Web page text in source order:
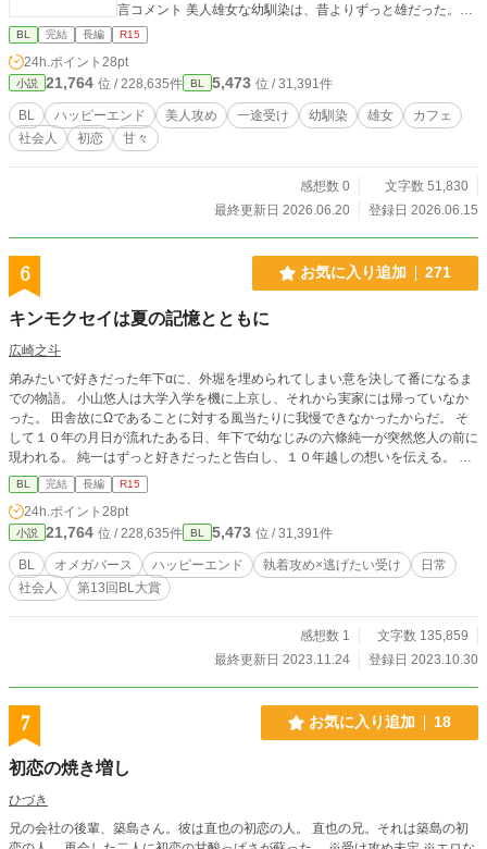
言コメント 美人雄女な幼馴染は、昔よりずっと雄だった。美
人攻めｘ一途受け、幼馴染BL ■タグ BL / 幼馴染 / 初恋 / 雄女 /
美人攻め / ドS攻め / 男前攻め / 一途受け カフェ / 甘々 / ハッピ
ーエンド ■AI活用 ・表紙（AIイラスト） ・会話テンポ＆文章
校正 ・タイトル/名前/タグ案 ■そのほか 全年齢対象。（R15
より）
BL 完結 長編 R15
24h.ポイント 28pt
小説 21,764 位 / 228,635件 BL 5,473 位 / 31,391件
BL ハッピーエンド 美人攻め 一途受け 幼馴染 雄女
カフェ
社会人
初恋 甘々
感想数 0
文字数 51,830
最終更新日 2026.06.20
登録日 2026.06.15
6 お気に入り追加 271
キンモクセイは夏の記憶とともに
広崎之斗
弟みたいで好きだった年下αに、外堀を埋められてしまい意を決して番になるま
での物語。 小山悠人は大学入学を機に上京し、それから実家には帰っていなか
った。 田舎故にΩであることに対する風当たりに我慢できなかったからだ。 そ
して１０年の月日が流れたある日、年下で幼なじみの六條純一が突然悠人の前に
現われる。 純一はずっと好きだったと告白し、１０年越しの想いを伝える。 し
かし純一はαであり、立派に仕事もしていて、なにより見た目だって良い。 「俺
になんてもったいない！」 素直になれない年上Ωと、執着系年下αを取り巻く人
達との、ハッピーエンドまでの物語。 性描写のある話は【※】をつけていきま
す。
BL 完結 長編 R15
24h.ポイント 28pt
小説 21,764 位 / 228,635件 BL 5,473 位 / 31,391件
BL オメガバース ハッピーエンド 執着攻め×逃げたい受け
日常
社会人
第13回BL大賞
感想数 1
文字数 135,859
最終更新日 2023.11.24
登録日 2023.10.30
7 お気に入り追加 18
初恋の焼き増し
ひづき
兄の会社の後輩、築島さん。彼は直也の初恋の人。 直也の兄。それは築島の初